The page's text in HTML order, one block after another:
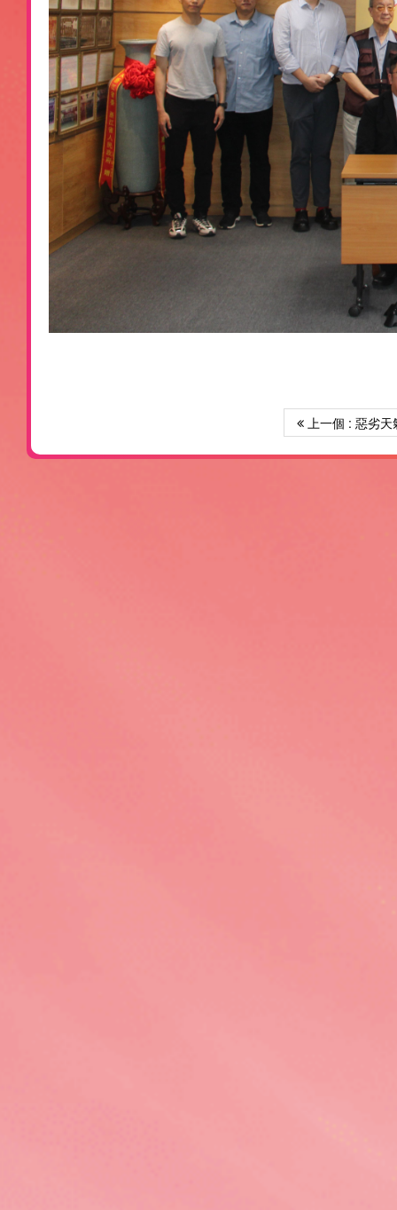
上一個 : 惡劣天